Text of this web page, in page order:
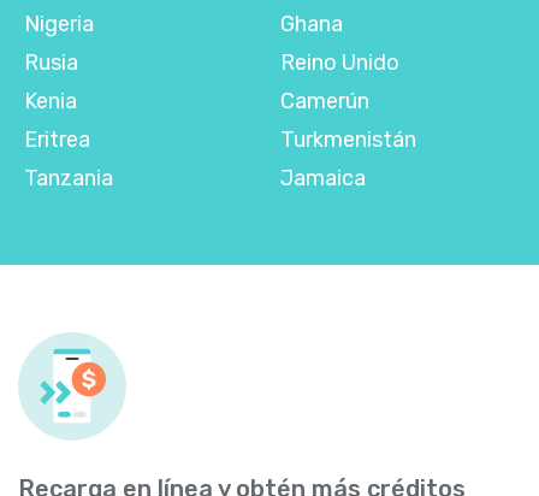
Nigeria
Rusia
Kenia
Eritrea
Tanzania
Ghana
Reino Unido
Camerún
Turkmenistán
Jamaica
Recarga en línea y obtén más créditos